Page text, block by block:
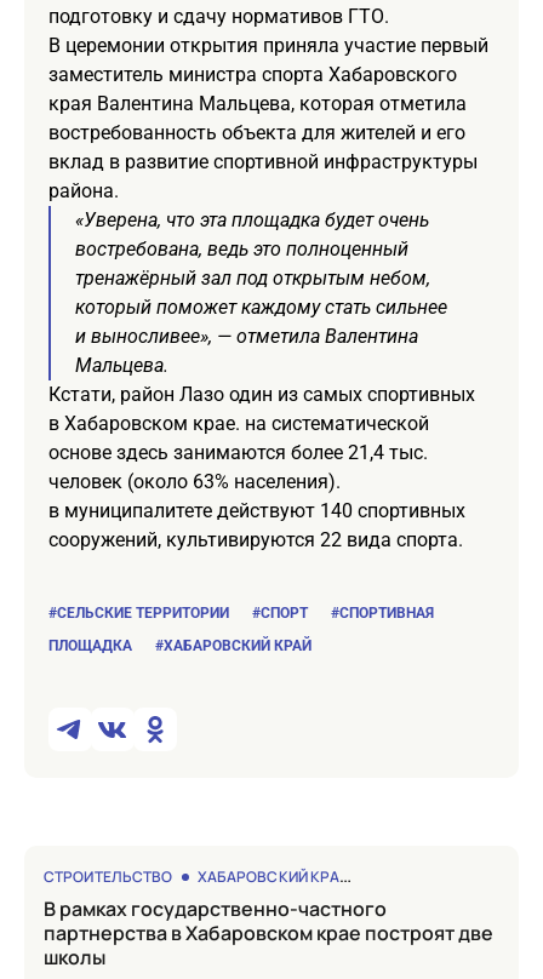
подготовку и сдачу нормативов ГТО.
В церемонии открытия приняла участие первый
заместитель министра спорта Хабаровского
края Валентина Мальцева, которая отметила
востребованность объекта для жителей и его
вклад в развитие спортивной инфраструктуры
района.
«Уверена, что эта площадка будет очень
востребована, ведь это полноценный
тренажёрный зал под открытым небом,
который поможет каждому стать сильнее
и выносливее», — отметила Валентина
Мальцева.
Кстати, район Лазо один из самых спортивных
в Хабаровском крае. на систематической
основе здесь занимаются более 21,4 тыс.
человек (около 63% населения).
в муниципалитете действуют 140 спортивных
сооружений, культивируются 22 вида спорта.
#СЕЛЬСКИЕ ТЕРРИТОРИИ #СПОРТ
#СПОРТИВНАЯ
ПЛОЩАДКА
#ХАБАРОВСКИЙ КРАЙ
СТРОИТЕЛЬСТВО ХАБАРОВСКИЙ КРАЙ
в рамках государственно-частного
партнерства в Хабаровском крае построят две
школы